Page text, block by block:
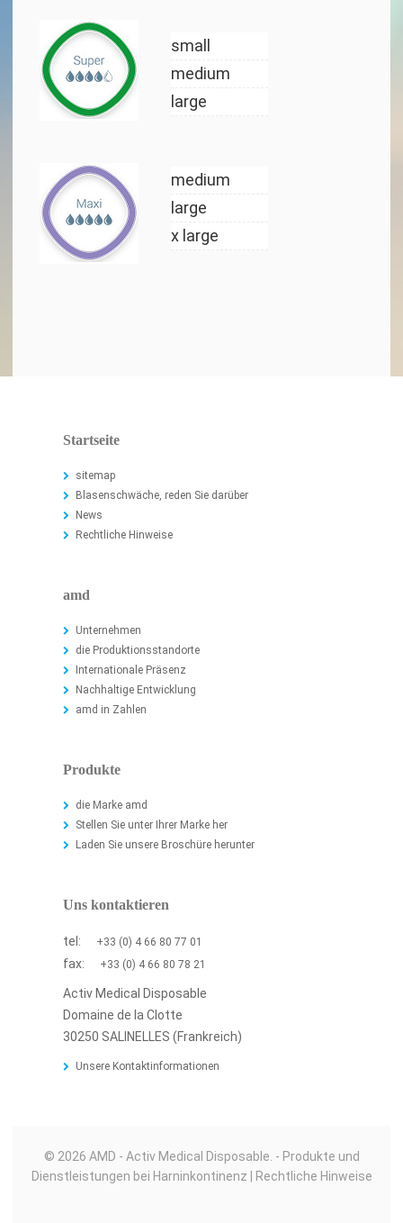
small
medium
large
medium
large
x large
Startseite
sitemap
Blasenschwäche, reden Sie darüber
News
Rechtliche Hinweise
amd
Unternehmen
die Produktionsstandorte
Internationale Präsenz
Nachhaltige Entwicklung
amd in Zahlen
Produkte
die Marke amd
Stellen Sie unter Ihrer Marke her
Laden Sie unsere Broschüre herunter
Uns kontaktieren
tel: +33 (0) 4 66 80 77 01
fax: +33 (0) 4 66 80 78 21
Activ Medical Disposable
Domaine de la Clotte
30250 SALINELLES (Frankreich)
Unsere Kontaktinformationen
© 2026 AMD - Activ Medical Disposable. - Produkte und
Dienstleistungen bei Harninkontinenz |
Rechtliche Hinweise